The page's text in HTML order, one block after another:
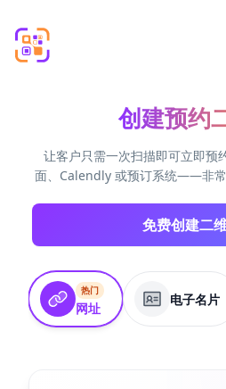
创建预约
让客户只需一次扫描即可立即预
面、Calendly 或预订系统——非常
免费创建二
热门
网址
电子名片